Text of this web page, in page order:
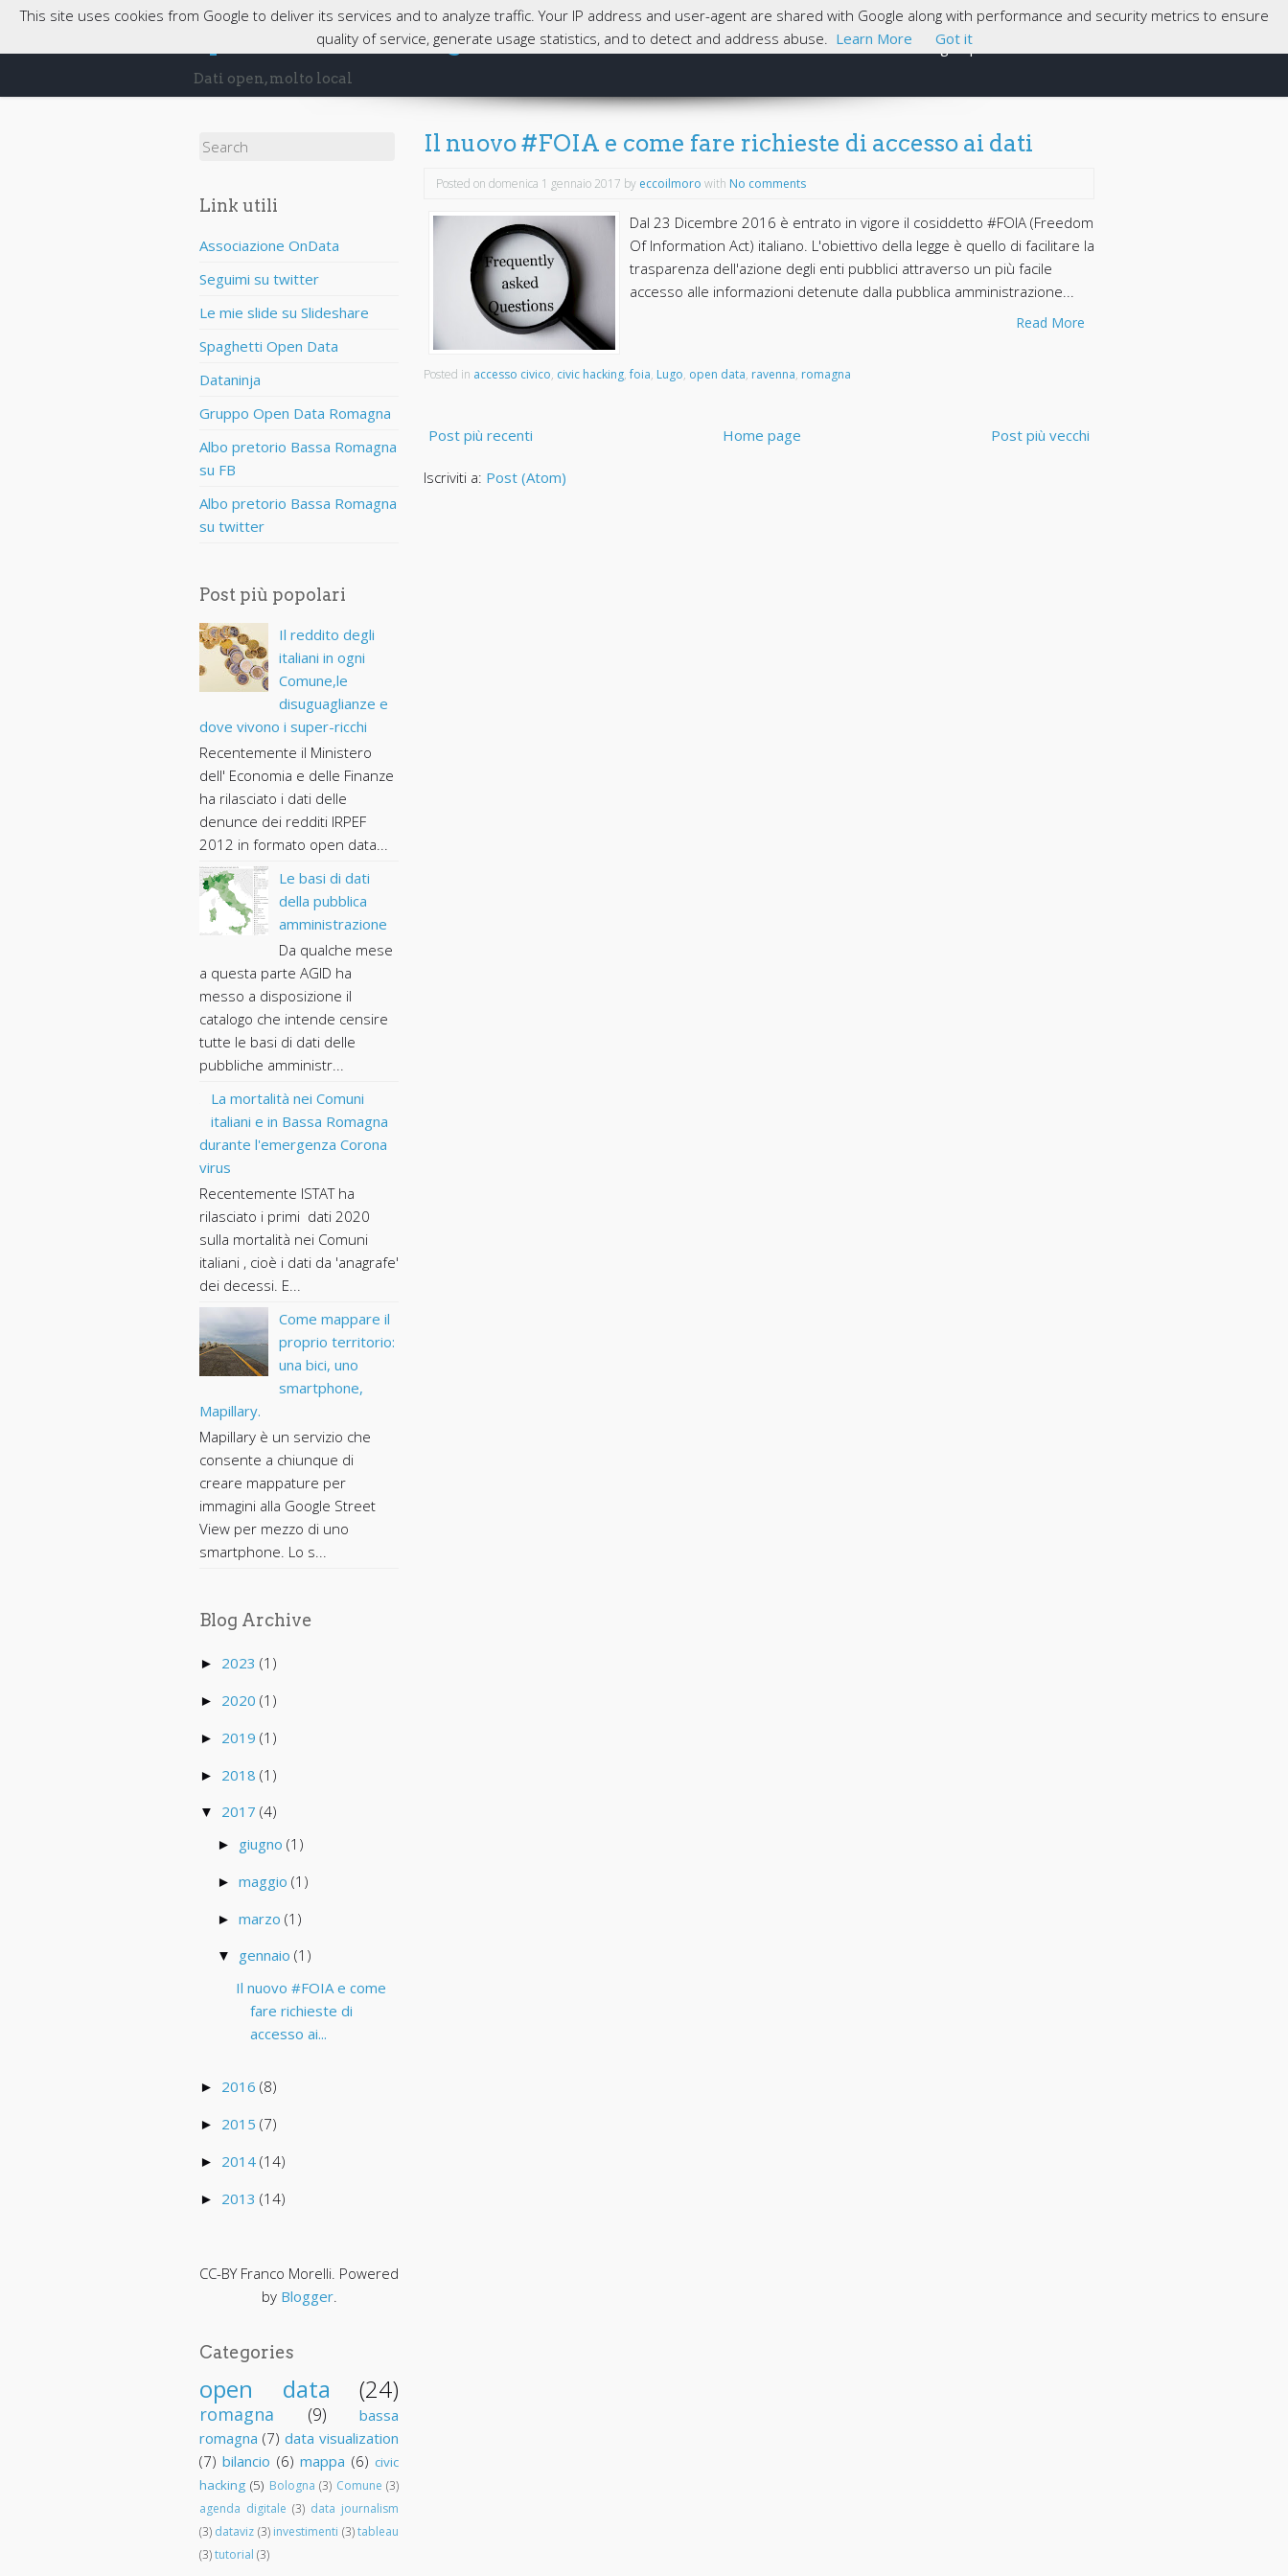
opendatabassaromagna
Dati open, molto local
Skip to content Home Cosa sono gli Open Data
Search for:
Link utili
Associazione OnData
Seguimi su twitter
Le mie slide su Slideshare
Spaghetti Open Data
Dataninja
Gruppo Open Data Romagna
Albo pretorio Bassa Romagna
su FB
Albo pretorio Bassa Romagna
su twitter
Post più popolari
Il reddito degli
italiani in ogni
Comune,le
disuguaglianze e
dove vivono i super-ricchi
Recentemente il Ministero
dell' Economia e delle Finanze
ha rilasciato i dati delle
denunce dei redditi IRPEF
2012 in formato open data...
Le basi di dati
della pubblica
amministrazione
Da qualche mese
a questa parte AGID ha
messo a disposizione il
catalogo che intende censire
tutte le basi di dati delle
pubbliche amministr...
La mortalità nei Comuni
italiani e in Bassa Romagna
durante l'emergenza Corona
virus
Recentemente ISTAT ha
rilasciato i primi dati 2020
sulla mortalità nei Comuni
italiani , cioè i dati da 'anagrafe'
dei decessi. E...
Come mappare il
proprio territorio:
una bici, uno
smartphone,
Mapillary.
Mapillary è un servizio che
consente a chiunque di
creare mappature per
immagini alla Google Street
View per mezzo di uno
smartphone. Lo s...
Blog Archive
► 2023 (1)
► 2020 (1)
► 2019 (1)
► 2018 (1)
▼ 2017 (4)
► giugno (1)
► maggio (1)
► marzo (1)
▼ gennaio (1)
Il nuovo #FOIA e come
fare richieste di
accesso ai...
► 2016 (8)
► 2015 (7)
► 2014 (14)
► 2013 (14)
CC-BY Franco Morelli. Powered
by Blogger.
Categories
open data (24)
romagna (9)
bassa
romagna (7) data visualization
(7) bilancio (6) mappa (6) civic
hacking (5) Bologna (3) Comune (3)
agenda digitale (3) data journalism
(3) dataviz (3) investimenti (3) tableau
(3)tutorial (3)
Il nuovo #FOIA e come fare richieste di accesso ai dati
Posted on domenica 1 gennaio 2017 by eccoilmoro with No comments
Dal 23 Dicembre 2016 è entrato in vigore il cosiddetto #FOIA (Freedom
Of Information Act) italiano. L'obiettivo della legge è quello di facilitare la
trasparenza dell'azione degli enti pubblici attraverso un più facile
accesso alle informazioni detenute dalla pubblica amministrazione...
Read More
Posted in accesso civico, civic hacking,foia, Lugo, open data, ravenna, romagna
Post più recenti Post più vecchi
Home page
Iscriviti a: Post (Atom)
This site uses cookies from Google to deliver its services and to analyze traffic. Your IP address and user-agent are shared with Google along with performance and security metrics to ensure
quality of service, generate usage statistics, and to detect and address abuse. Learn More Got it